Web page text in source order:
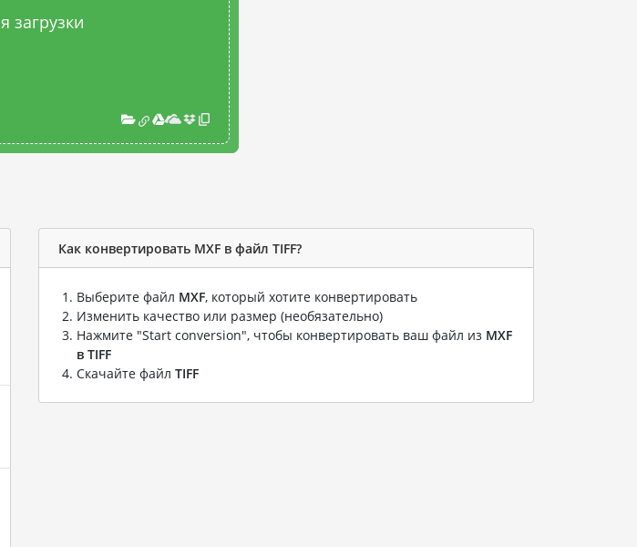
загрузки
Как конвертировать MXF в файл TIFF?
Выберите файл MXF, который хотите конвертировать
Изменить качество или размер (необязательно)
Нажмите "Start conversion", чтобы конвертировать ваш файл из MXF
в TIFF
Скачайте файл TIFF